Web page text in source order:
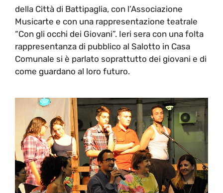
della Città di Battipaglia, con l’Associazione
Musicarte e con una rappresentazione teatrale
“Con gli occhi dei Giovani”. Ieri sera con una folta
rappresentanza di pubblico al Salotto in Casa
Comunale si è parlato soprattutto dei giovani e di
come guardano al loro futuro.